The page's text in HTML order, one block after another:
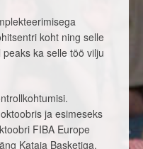
koht ning selle
ka selle töö vilju
ja esimeseks
FIBA Europe
Kataja Basketiga.